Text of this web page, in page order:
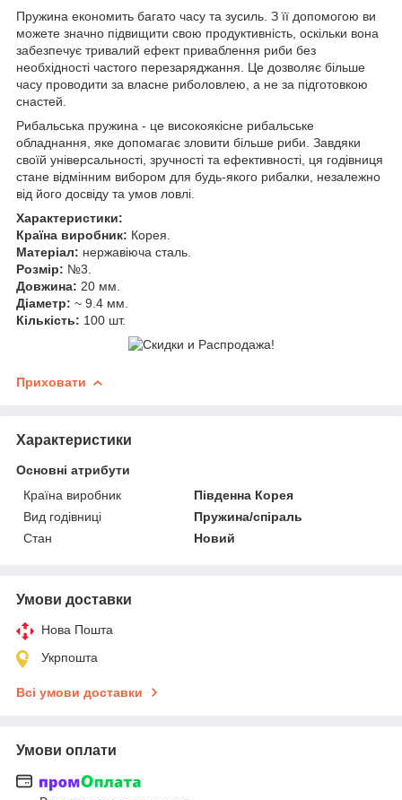
Пружина економить багато часу та зусиль. З її допомогою ви
можете значно підвищити свою продуктивність, оскільки вона
забезпечує тривалий ефект приваблення риби без
необхідності частого перезаряджання. Це дозволяє більше
часу проводити за власне риболовлею, а не за підготовкою
снастей.
Рибальська пружина - це високоякісне рибальське
обладнання, яке допомагає зловити більше риби. Завдяки
своїй універсальності, зручності та ефективності, ця годівниця
стане відмінним вибором для будь-якого рибалки, незалежно
від його досвіду та умов ловлі.
Характеристики:
Країна виробник: Корея.
Матеріал: нержавіюча сталь.
Розмір: №3.
Довжина: 20 мм.
Діаметр: ~ 9.4 мм.
Кількість: 100 шт.
Приховати
Характеристики
Основні атрибути
Країна виробник
Південна Корея
Вид годівниці
Пружина/спіраль
Стан
Новий
Умови доставки
Нова Пошта
Укрпошта
Всі умови доставки
Умови оплати